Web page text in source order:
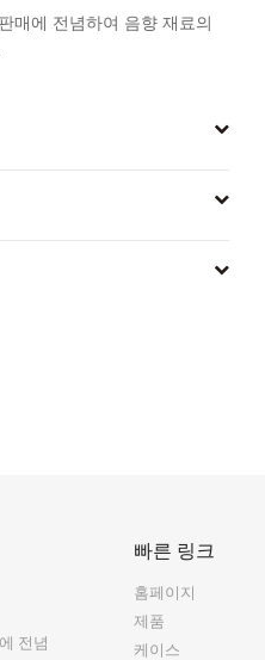
매에 전념하여 음향 재료의
전념
빠른 링크
홈페이지
제품
케이스